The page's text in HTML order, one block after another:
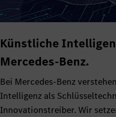
Künstliche
Mercedes-Benz.
Bei Mercedes-Benz
Intelligenz als
Innovationstreiber. Wir